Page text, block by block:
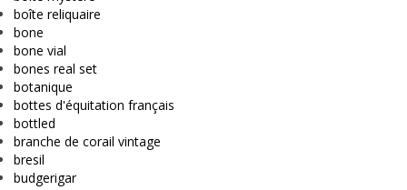
boîte reliquaire
bone
bone vial
bones real set
botanique
bottes d'équitation français
bottled
branche de corail vintage
bresil
budgerigar